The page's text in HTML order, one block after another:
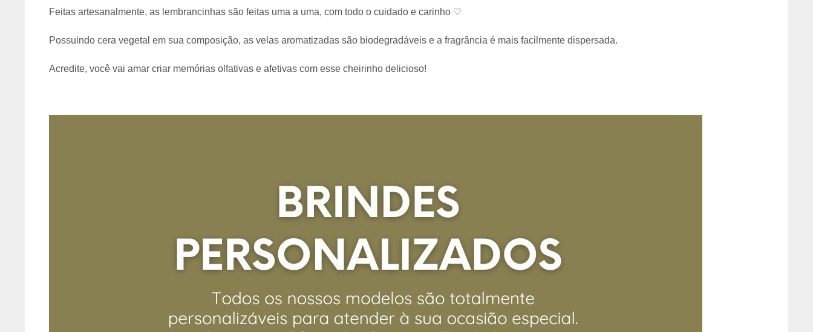
Feitas artesanalmente, as lembrancinhas são feitas uma a uma, com todo o cuidado e carinho ♡
Possuindo cera vegetal em sua composição, as velas aromatizadas são biodegradáveis e a fragrância é mais facilmente dispersada.
Acredite, você vai amar criar memórias olfativas e afetivas com esse cheirinho delicioso!